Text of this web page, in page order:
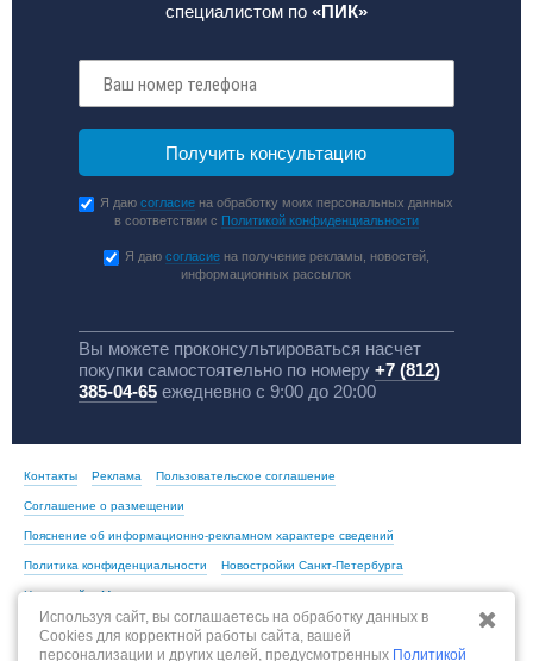
специалистом по «ПИК»
Я даюсогласие на обработку моих персональных данных
в соответствии с Политикой конфиденциальности
Я даю согласиена получение рекламы, новостей,
информационных рассылок
Вы можете проконсультироваться насчет
покупки самостоятельно по номеру +7 (812)
385-04-65ежедневно с 9:00 до 20:00
Контакты Реклама Пользовательское соглашение
Соглашение о размещении
Пояснение об информационно-рекламном характере сведений
Политика конфиденциальности Новостройки Санкт-Петербурга
Новостройки Москвы
Используя сайт, вы соглашаетесь на обработку данных в
Cookies для корректной работы сайта, вашей
персонализации и других целей, предусмотренных Политикой